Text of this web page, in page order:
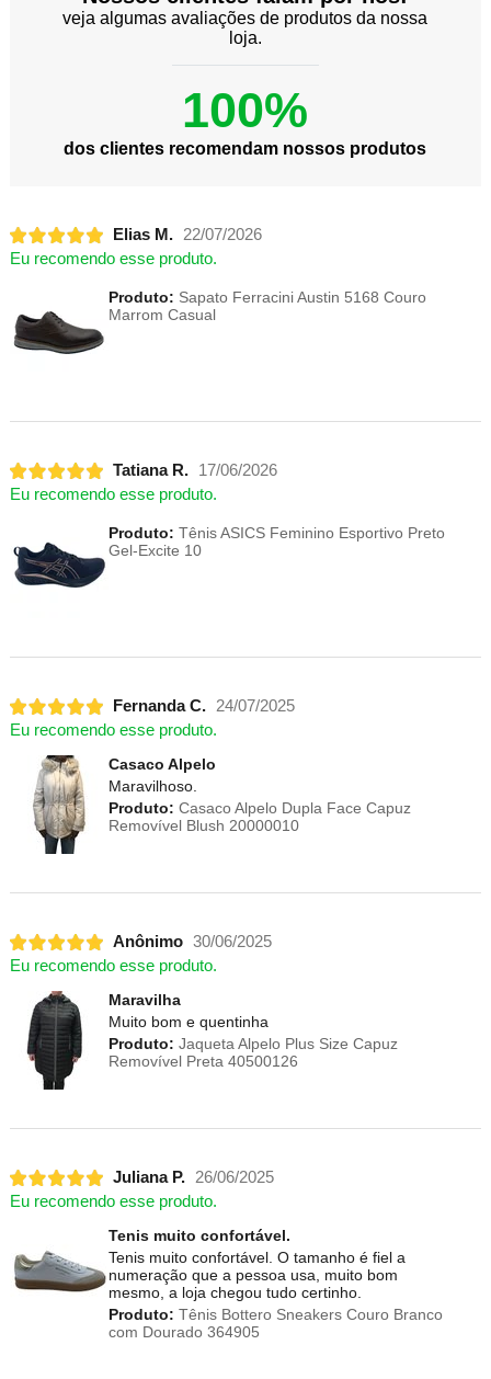
veja algumas avaliações de produtos da nossa
loja.
100%
dos clientes recomendam nossos produtos
Elias M. 22/07/2026
Eu recomendo esse produto.
Produto: Sapato Ferracini Austin 5168 Couro
Marrom Casual
Tatiana R.
17/06/2026
Eu recomendo esse produto.
Produto: Tênis ASICS Feminino Esportivo Preto
Gel-Excite 10
Fernanda C. 24/07/2025
Eu recomendo esse produto.
Casaco Alpelo
Maravilhoso.
Produto: Casaco Alpelo Dupla Face Capuz
Removível Blush 20000010
Anônimo 30/06/2025
Eu recomendo esse produto.
Maravilha
Muito bom e quentinha
Produto: Jaqueta Alpelo Plus Size Capuz
Removível Preta 40500126
Juliana P. 26/06/2025
Eu recomendo esse produto.
Tenis muito confortável.
Tenis muito confortável. O tamanho é fiel a
numeração que a pessoa usa, muito bom
mesmo, a loja chegou tudo certinho.
Produto: Tênis Bottero Sneakers Couro Branco
com Dourado 364905